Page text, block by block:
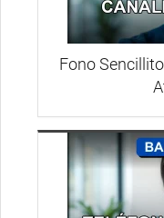
Fono